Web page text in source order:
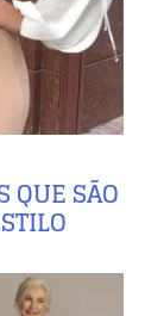
QUE SÃO